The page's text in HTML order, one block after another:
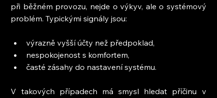
při běžném provozu, nejde o výkyv, ale o systémový
problém. Typickými signály jsou:
výrazně vyšší účty než předpoklad,
nespokojenost s komfortem,
časté zásahy do nastavení systému.
V takových případech má smysl hledat příčinu v